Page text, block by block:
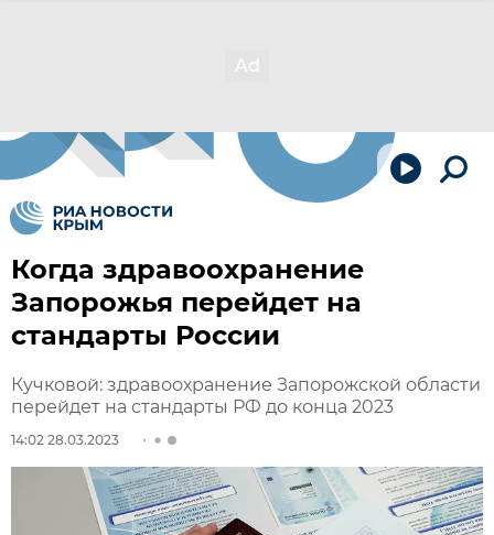
Когда здравоохранение
Запорожья перейдет на
стандарты России
Кучковой: здравоохранение Запорожской области
перейдет на стандарты РФ до конца 2023
14:02 28.03.2023